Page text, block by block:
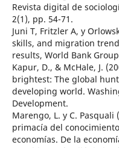
Revista digital de
2(1), pp. 54-71.
Juni T, Fritzler A, y
skills, and migration
results, World Bank
Kapur, D., & McHale, J.
brightest: The global
developing world.
Development.
Marengo, L. y C.
primacía del
economías. De la